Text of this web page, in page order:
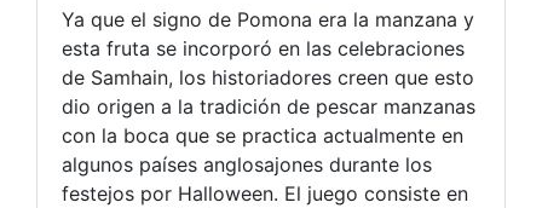
Ya que el signo de Pomona era la manzana y
esta fruta se incorporó en las celebraciones
de Samhain, los historiadores creen que esto
dio origen a la tradición de pescar manzanas
con la boca que se practica actualmente en
algunos países anglosajones durante los
festejos por Halloween. El juego consiste en